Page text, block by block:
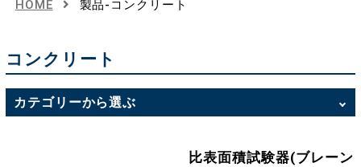
HOME 製品-コンクリート
コンクリート
カテゴリーから選ぶ
比表面積試験器(ブレーン